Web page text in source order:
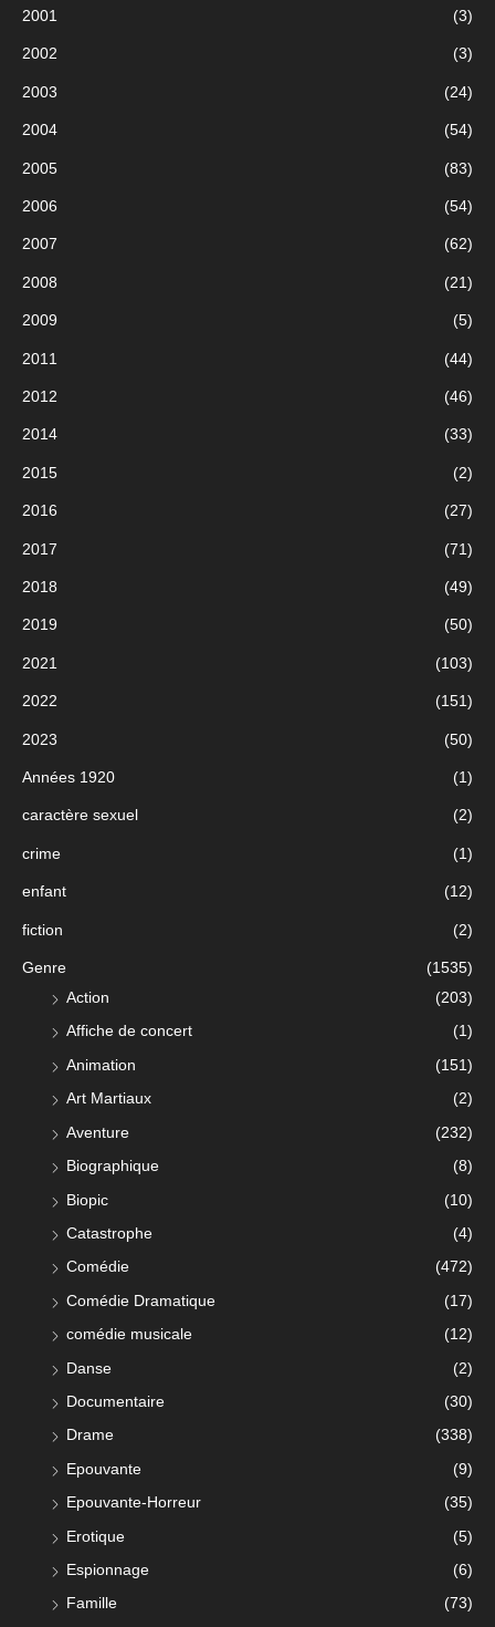
2001 (3)
2002 (3)
2003 (24)
2004 (54)
2005 (83)
2006 (54)
2007 (62)
2008 (21)
2009 (5)
2011 (44)
2012 (46)
2014 (33)
2015 (2)
2016 (27)
2017 (71)
2018 (49)
2019 (50)
2021 (103)
2022 (151)
2023 (50)
Années 1920 (1)
caractère sexuel (2)
crime (1)
enfant (12)
fiction (2)
Genre
(1535)
Action
(203)
Affiche de concert (1)
Animation (151)
Art Martiaux (2)
Aventure (232)
Biographique (8)
Biopic (10)
Catastrophe (4)
Comédie (472)
Comédie Dramatique (17)
comédie musicale (12)
Danse (2)
Documentaire (30)
Drame (338)
Epouvante (9)
Epouvante-Horreur (35)
Erotique (5)
Espionnage (6)
Famille (73)